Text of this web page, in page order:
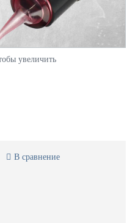
увеличить
В сравнение